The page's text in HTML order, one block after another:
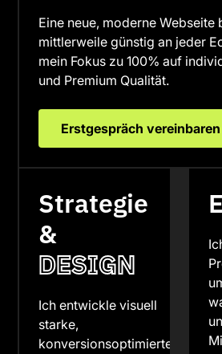
Eine neue, moderne Webseite
mittlerweile günstig an jeder
mein Fokus zu 100% auf
und Premium Qualität.
Erstgespräch vereinbaren
Strategie
&
DESIGN
Ich entwickle visuell
starke,
konversionsoptimierte